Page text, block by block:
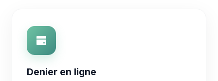
Denier en ligne